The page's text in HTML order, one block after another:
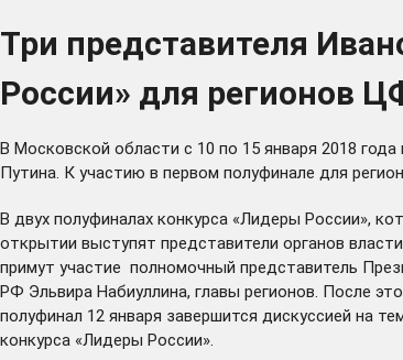
Три представителя
России» для регионов
В Московской области с 10 по 15 января 2018
Путина. К участию в первом полуфинале для
В двух полуфиналах конкурса «Лидеры России»,
открытии выступят представители органов
примут участие полномочный представитель
РФ Эльвира Набиуллина, главы регионов. После
полуфинал 12 января завершится дискуссией на
конкурса «Лидеры России».